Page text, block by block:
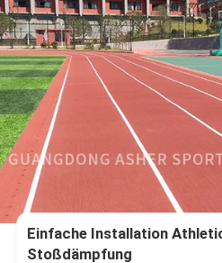
Einfache Installation
Stoßdämpfung